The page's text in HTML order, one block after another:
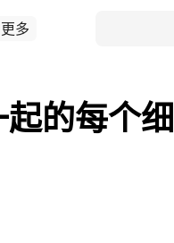
更多
的每个细